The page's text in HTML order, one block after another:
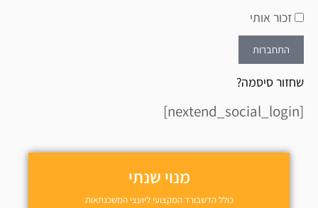
זכור אותי
התחברות
שחזור סיסמה?
[nextend_social_login]
מנוי שנתי
כולל הדשבורד המקצועי ליועצי המשכנתאות